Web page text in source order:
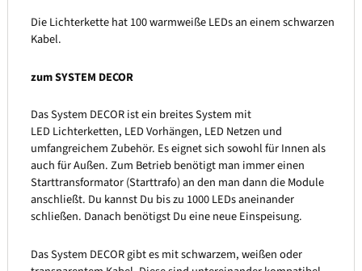
Die Lichterkette hat 100 warmweiße LEDs an einem schwarzen
Kabel.
zum SYSTEM DECOR
Das System DECOR ist ein breites System mit
LED Lichterketten, LED Vorhängen, LED Netzen und
umfangreichem Zubehör. Es eignet sich sowohl für Innen als
auch für Außen. Zum Betrieb benötigt man immer einen
Starttransformator (Starttrafo) an den man dann die Module
anschließt. Du kannst Du bis zu 1000 LEDs aneinander
schließen. Danach benötigst Du eine neue Einspeisung.
Das System DECOR gibt es mit schwarzem, weißen oder